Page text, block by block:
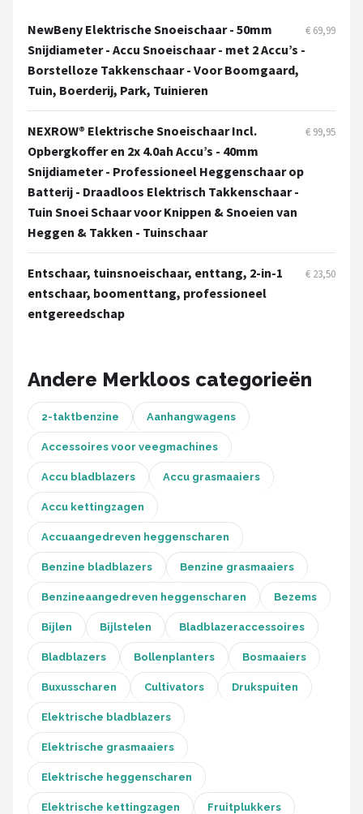
NewBeny Elektrische Snoeischaar - 50mm
Snijdiameter - Accu Snoeischaar - met 2 Accu’s -
Borstelloze Takkenschaar - Voor Boomgaard,
Tuin, Boerderij, Park, Tuinieren
€ 69,99
NEXROW® Elektrische Snoeischaar Incl.
Opbergkoffer en 2x 4.0ah Accu’s - 40mm
Snijdiameter - Professioneel Heggenschaar op
Batterij - Draadloos Elektrisch Takkenschaar -
Tuin Snoei Schaar voor Knippen & Snoeien van
Heggen & Takken - Tuinschaar
€ 99,95
Entschaar, tuinsnoeischaar, enttang, 2-in-1
entschaar, boomenttang, professioneel
entgereedschap
€ 23,50
Andere Merkloos categorieën
2-taktbenzine Aanhangwagens
Accessoires voor veegmachines
Accu bladblazers Accu grasmaaiers
Accu kettingzagen
Accuaangedreven heggenscharen
Benzine bladblazers Benzine grasmaaiers
Benzineaangedreven heggenscharen Bezems
Bijlen Bijlstelen Bladblazeraccessoires
Bladblazers Bollenplanters Bosmaaiers
Buxusscharen Cultivators Drukspuiten
Elektrische bladblazers
Elektrische grasmaaiers
Elektrische heggenscharen
Elektrische kettingzagen Fruitplukkers